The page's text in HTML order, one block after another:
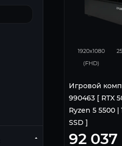
1920x1080
(FHD)
Игровой
990463 [ RTX
Ryzen 5 5500 |
SSD ]
92 037